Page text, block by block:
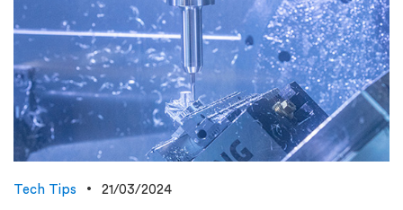
Tech Tips 21/03/2024